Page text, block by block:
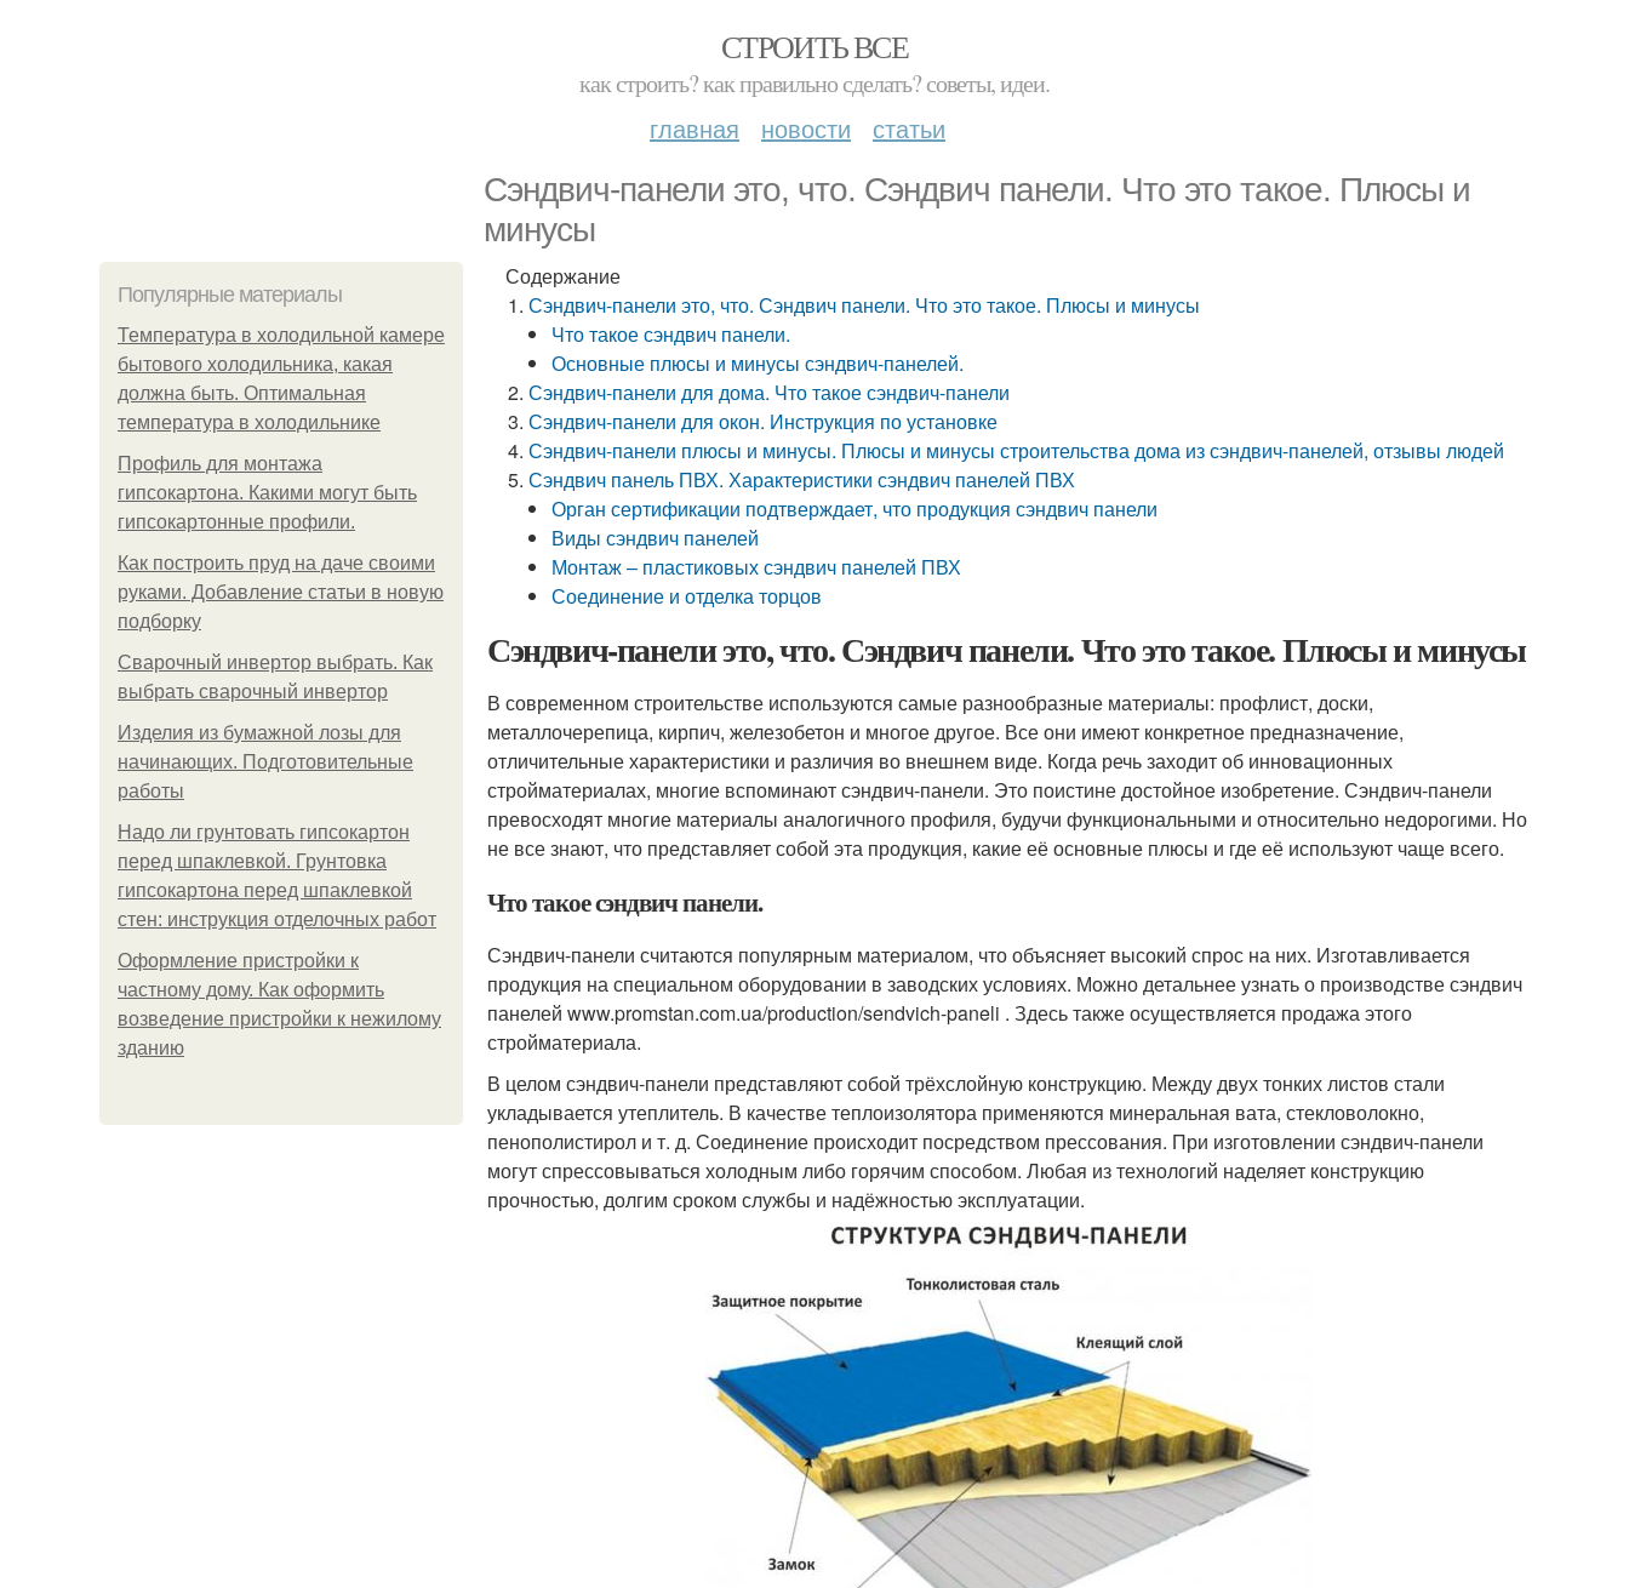
СТРОИТЬ ВСЕ
как строить? как правильно сделать? советы, идеи.
главная новости статьи
Сэндвич-панели это, что. Сэндвич панели. Что это такое. Плюсы и
минусы
Популярные материалы
Температура в холодильной камере
бытового холодильника, какая
должна быть. Оптимальная
температура в холодильнике
Профиль для монтажа
гипсокартона. Какими могут быть
гипсокартонные профили.
Как построить пруд на даче своими
руками. Добавление статьи в новую
подборку
Сварочный инвертор выбрать. Как
выбрать сварочный инвертор
Изделия из бумажной лозы для
начинающих. Подготовительные
работы
Надо ли грунтовать гипсокартон
перед шпаклевкой. Грунтовка
гипсокартона перед шпаклевкой
стен: инструкция отделочных работ
Оформление пристройки к
частному дому. Как оформить
возведение пристройки к нежилому
зданию
Содержание
Сэндвич-панели это, что. Сэндвич панели. Что это такое. Плюсы и минусы
Что такое сэндвич панели.
Основные плюсы и минусы сэндвич-панелей.
Сэндвич-панели для дома. Что такое сэндвич-панели
Сэндвич-панели для окон. Инструкция по установке
Сэндвич-панели плюсы и минусы. Плюсы и минусы строительства дома из сэндвич-панелей, отзывы людей
Сэндвич панель ПВХ. Характеристики сэндвич панелей ПВХ
Орган сертификации подтверждает, что продукция сэндвич панели
Виды сэндвич панелей
Монтаж – пластиковых сэндвич панелей ПВХ
Соединение и отделка торцов
Сэндвич-панели это, что. Сэндвич панели. Что это такое. Плюсы и минусы
В современном строительстве используются самые разнообразные материалы: профлист, доски,
металлочерепица, кирпич, железобетон и многое другое. Все они имеют конкретное предназначение,
отличительные характеристики и различия во внешнем виде. Когда речь заходит об инновационных
стройматериалах, многие вспоминают сэндвич-панели. Это поистине достойное изобретение. Сэндвич-панели
превосходят многие материалы аналогичного профиля, будучи функциональными и относительно недорогими. Но
не все знают, что представляет собой эта продукция, какие её основные плюсы и где её используют чаще всего.
Что такое сэндвич панели.
Сэндвич-панели считаются популярным материалом, что объясняет высокий спрос на них. Изготавливается
продукция на специальном оборудовании в заводских условиях. Можно детальнее узнать о производстве сэндвич
панелей www.promstan.com.ua/production/sendvich-paneli . Здесь также осуществляется продажа этого
стройматериала.
В целом сэндвич-панели представляют собой трёхслойную конструкцию. Между двух тонких листов стали
укладывается утеплитель. В качестве теплоизолятора применяются минеральная вата, стекловолокно,
пенополистирол и т. д. Соединение происходит посредством прессования. При изготовлении сэндвич-панели
могут спрессовываться холодным либо горячим способом. Любая из технологий наделяет конструкцию
прочностью, долгим сроком службы и надёжностью эксплуатации.